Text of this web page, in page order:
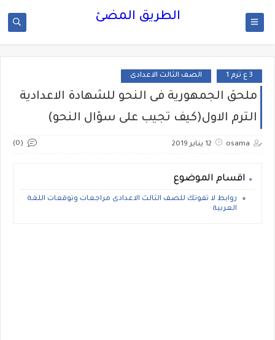
الطريق المضئ
3 ع ترم 1 الصف الثالث الاعدادى
ملحق الجمهورية فى النحو للشهادة الاعدادية
الترم الاول(كيف تجيب على سؤال النحو)
osama 12 يناير 2019 (0)
اقسام الموضوع
روابط لا تفوتك للصف الثالث الاعدادى مراجعات وتوقعات اللغة
العربية